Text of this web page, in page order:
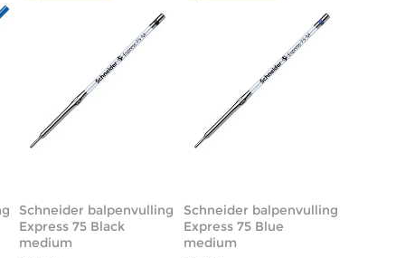
Schneider balpenvulling
Express 75 Black
medium
Schneider balpenvulling
Express 75 Blue
medium